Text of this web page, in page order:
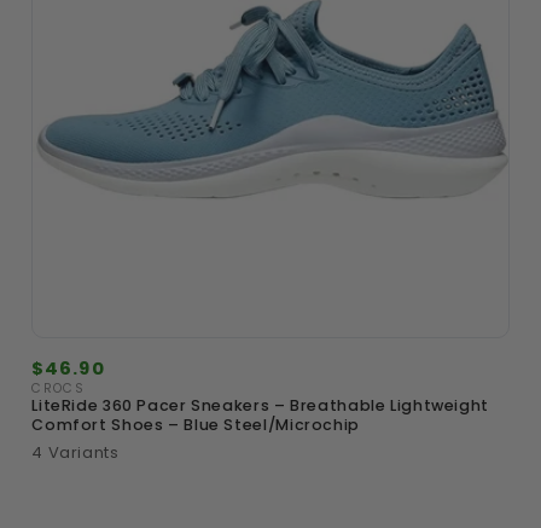
Precio
habitual
$46.90
Proveedor:
CROCS
LiteRide 360 Pacer Sneakers – Breathable Lightweight
Comfort Shoes – Blue Steel/Microchip
4 Variants